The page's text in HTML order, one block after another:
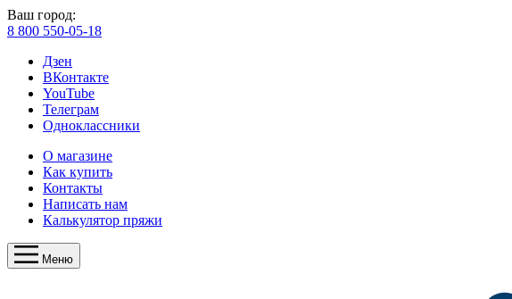
Ваш город:
8 800 550-05-18
Дзен
ВКонтакте
YouTube
Телеграм
Одноклассники
О магазине
Как купить
Контакты
Написать нам
Калькулятор пряжи
Меню